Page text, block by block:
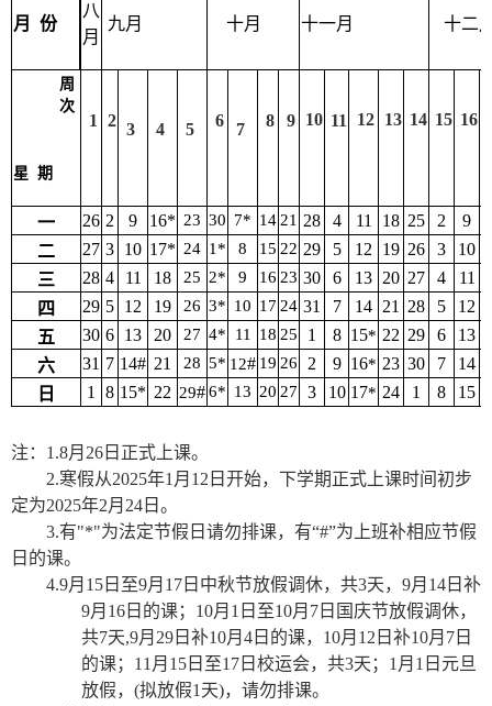
月 份
八
月
十月 十一月 十二
九月
周
次
1 2 3 4 5 6 7 8 9 10 11 12 13 14 15 16
星 期
一 26 2 9 16* 23 30 7* 14 21 28 4 11 18 25 2 9
二
27 3 10 1 7* 24 1* 8 15 22 29 5 1 2 19 26 3 10
三
28 4 11 18 25 2* 9 16 23 30 6 13 20 27 4 11
四
29 5 1 2 19 26 3* 10 1 7 24 31 7 14 21 28 5 1 2
五
30 6 13 20 27 4* 11 18 25 1 8 1 5* 22 29 6 13
六
31 7 14# 21 28 5* 1 2# 19 26 2 9 16* 23 30 7 14
日
1 8 1 5* 22 29#6* 13 20 27 3 10 1 7* 24 1 8 1 5
注：1.8月 26 日正式上课。
2.寒假从2025年1 月 12 日开始，下学期正式上课时间初步
定为2025年2月 24 日。
3.有"*"为法定节假日请勿排课，有“#”为上班补相应节假
日的课。
4.9月15日至9月17日中秋节放假调休，共3天，9月14日补
9月16日的课；10月1日至10月7日国庆节放假调休，
共7天,9月29日补10月4日的课，10月12日补10月7日
的课；11月15日至17日校运会，共3天； 1 月1日 元旦
放假， (拟放假1 天)， 请勿排课。